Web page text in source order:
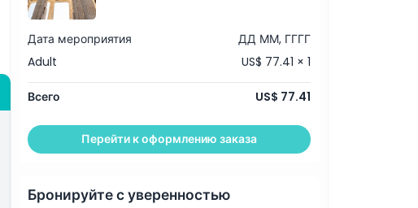
Дата мероприятия
ДД ММ, ГГГГ
Adult
US$ 77.41 × 1
Всего US$ 77.41
Перейти к оформлению заказа
Бронируйте с уверенностью